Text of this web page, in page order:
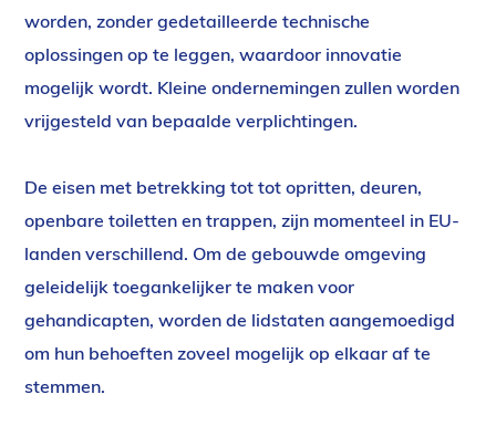
worden, zonder gedetailleerde technische
oplossingen op te leggen, waardoor innovatie
mogelijk wordt. Kleine ondernemingen zullen worden
vrijgesteld van bepaalde verplichtingen.
De eisen met betrekking tot tot opritten, deuren,
openbare toiletten en trappen, zijn momenteel in EU-
landen verschillend. Om de gebouwde omgeving
geleidelijk toegankelijker te maken voor
gehandicapten, worden de lidstaten aangemoedigd
om hun behoeften zoveel mogelijk op elkaar af te
stemmen.